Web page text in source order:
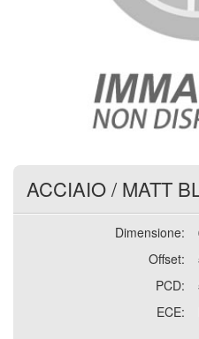
ACCIAIO/ MATT
Dimensione:
Offset:
PCD:
ECE: